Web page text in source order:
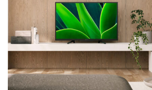
Remote thông minh: Remote tích hợp
giọng nói (RMF-TX520P)
Điều khiển tivi bằng điện thoại: Không có
Cổng kết nối
Kết nối Internet: Cổng mạng LANWifi